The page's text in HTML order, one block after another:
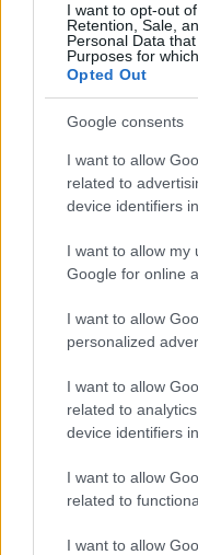
I want to opt-out
Retention, Sale,
Personal Data
Purposes for
Opted Out
Google consents
I want to allow
related to
device identifiers
I want to allow my
Google for online
I want to allow
personalized
I want to allow
related to
device identifiers
I want to allow
related to
I want to allow